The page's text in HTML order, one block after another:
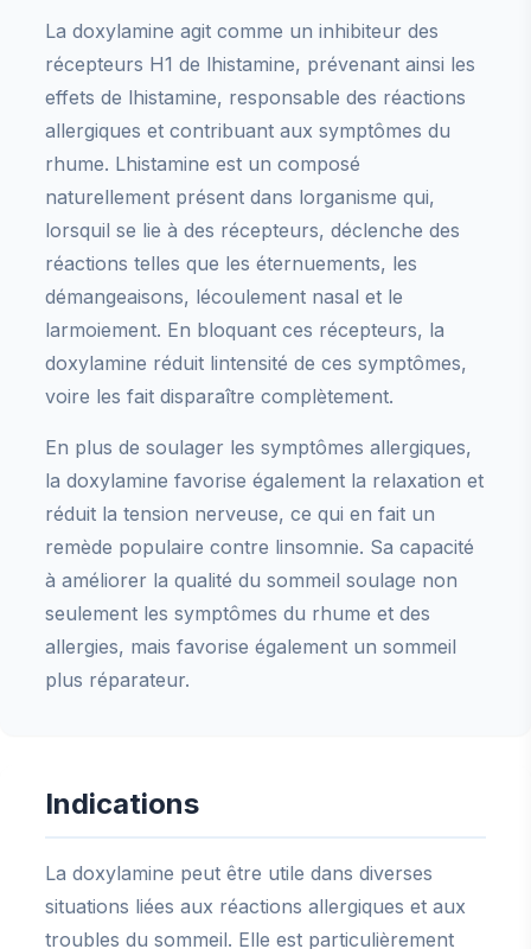
La doxylamine agit comme un inhibiteur des
récepteurs H1 de lhistamine, prévenant ainsi les
effets de lhistamine, responsable des réactions
allergiques et contribuant aux symptômes du
rhume. Lhistamine est un composé
naturellement présent dans lorganisme qui,
lorsquil se lie à des récepteurs, déclenche des
réactions telles que les éternuements, les
démangeaisons, lécoulement nasal et le
larmoiement. En bloquant ces récepteurs, la
doxylamine réduit lintensité de ces symptômes,
voire les fait disparaître complètement.
En plus de soulager les symptômes allergiques,
la doxylamine favorise également la relaxation et
réduit la tension nerveuse, ce qui en fait un
remède populaire contre linsomnie. Sa capacité
à améliorer la qualité du sommeil soulage non
seulement les symptômes du rhume et des
allergies, mais favorise également un sommeil
plus réparateur.
Indications
La doxylamine peut être utile dans diverses
situations liées aux réactions allergiques et aux
troubles du sommeil. Elle est particulièrement